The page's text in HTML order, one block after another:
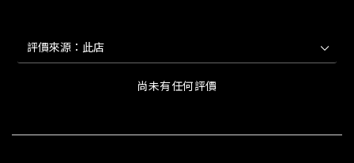
尚未有任何評價